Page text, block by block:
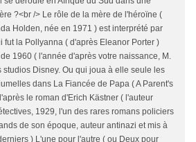
?<br /> Le rôle de la mère de l'héroïne (
Holden, née en 1971 ) est interprété par
fut la Pollyanna ( d'après Eleanor Porter )
1960 ( l'année d'après votre naissance, M.
studios Disney. Ou qui joua à elle seule les
dans La Fiancée de Papa ( A Parent's
le roman d'Erich Kästner ( l'auteur
1929, l'un des rares romans policiers
de son époque, auteur antinazi et mis à
) L'une pour l'autre ( ou Deux pour